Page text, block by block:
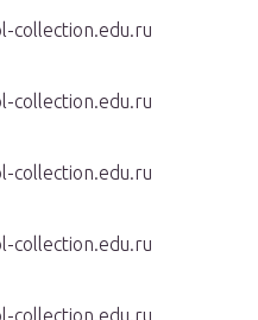
collection.edu.ru
collection.edu.ru
collection.edu.ru
collection.edu.ru
collection.edu.ru